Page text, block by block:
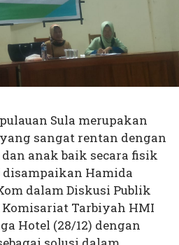
Sula merupakan
sangat rentan dengan
anak baik secara fisik
Hamida
dalam Diskusi Publik
Komisariat Tarbiyah HMI
Hotel (28/12) dengan